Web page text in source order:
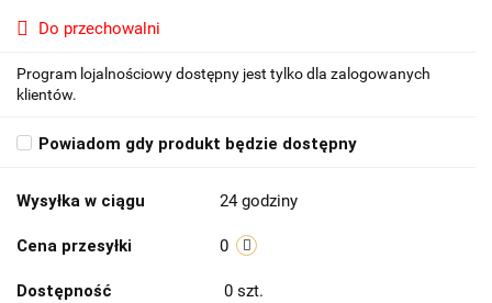
Do przechowalni
Program lojalnościowy dostępny jest tylko dla zalogowanych
klientów.
Powiadom gdy produkt będzie dostępny
Wysyłka w ciągu 24 godziny
Cena przesyłki 0
Dostępność 0 szt.